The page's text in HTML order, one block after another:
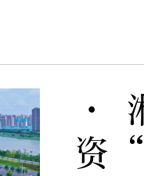
·
资